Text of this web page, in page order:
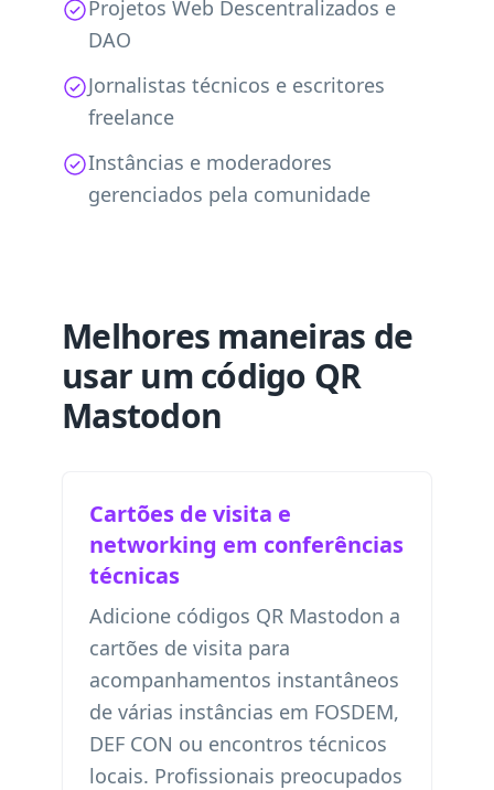
Projetos Web Descentralizados e
DAO
Jornalistas técnicos e escritores
freelance
Instâncias e moderadores
gerenciados pela comunidade
Melhores maneiras de
usar um código QR
Mastodon
Cartões de visita e
networking em conferências
técnicas
Adicione códigos QR Mastodon a
cartões de visita para
acompanhamentos instantâneos
de várias instâncias em FOSDEM,
DEF CON ou encontros técnicos
locais. Profissionais preocupados